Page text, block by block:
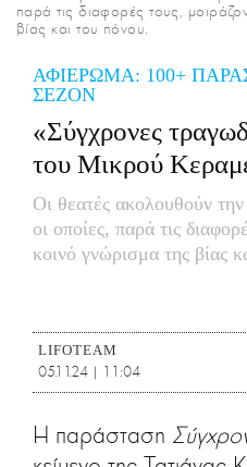
CITY GUIDE
PRINT
ΑΦΙΕΡΩΜΑ: 100+
ΣΕΖΟΝ
«Σύγχρονες
του Μικρού
Οι θεατές ακολουθούν
οι οποίες, παρά τις
κοινό γνώρισμα της βίας
παρά τις διαφορές τους,
βίας και του πόνου.
LIFOTEAM
05.11.24 | 11:04
Η παράσταση